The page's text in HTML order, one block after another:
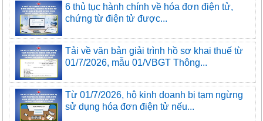
6 thủ tục hành chính về hóa đơn điện tử,
chứng từ điện tử được...
Tải về văn bản giải trình hồ sơ khai thuế từ
01/7/2026, mẫu 01/VBGT Thông...
Từ 01/7/2026, hộ kinh doanh bị tạm ngừng
sử dụng hóa đơn điện tử nếu...